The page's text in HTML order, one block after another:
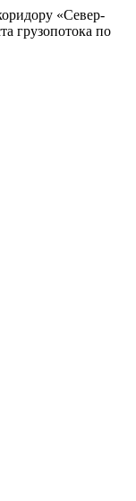
«Север-
грузопотока по